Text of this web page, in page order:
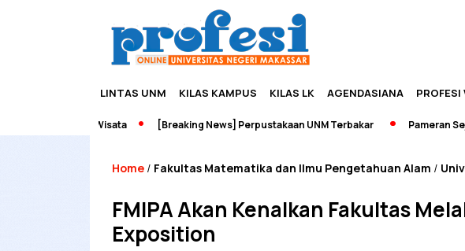
LINTAS UNM KILAS KAMPUS KILAS LK AGENDASIANA PROFESI
dan Wisata [Breaking News] Perpustakaan UNM Terbakar Pameran
Home / Fakultas Matematika dan Ilmu Pengetahuan Alam /
FMIPA Akan Kenalkan Fakultas
Exposition